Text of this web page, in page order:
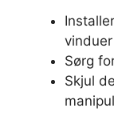
vinduer
Sørg
Skjul